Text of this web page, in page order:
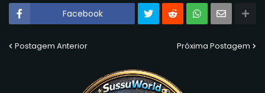
Facebook
Postagem Anterior Próxima Postagem